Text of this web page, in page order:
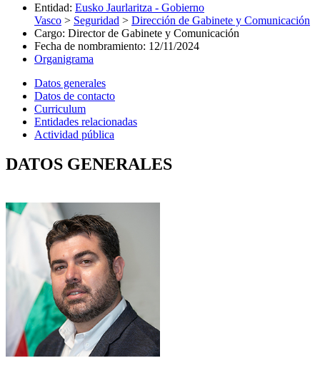
Entidad: Eusko Jaurlaritza - Gobierno
Vasco > Seguridad > Dirección de Gabinete y Comunicación
Cargo: Director de Gabinete y Comunicación
Fecha de nombramiento: 12/11/2024
Organigrama
Datos generales
Datos de contacto
Curriculum
Entidades relacionadas
Actividad pública
DATOS GENERALES